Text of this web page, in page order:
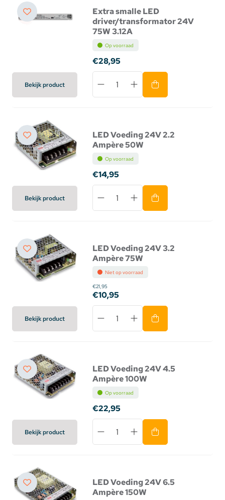
Bekijk product
Extra smalle LED
driver/transformator 24V
75W 3.12A
Op voorraad
€28,95
Bekijk product
LED Voeding 24V 2.2
Ampère 50W
Op voorraad
€14,95
Bekijk product
LED Voeding 24V 3.2
Ampère 75W
Niet op voorraad
€21,95
€10,95
Bekijk product
LED Voeding 24V 4.5
Ampère 100W
Op voorraad
€22,95
LED Voeding 24V 6.5
Ampère 150W